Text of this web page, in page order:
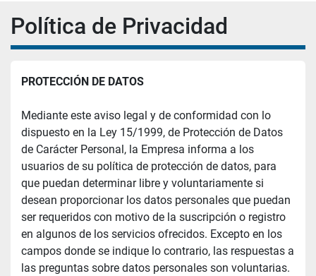
Política de Privacidad
PROTECCIÓN DE DATOS
Mediante este aviso legal y de conformidad con lo
dispuesto en la Ley 15/1999, de Protección de Datos
de Carácter Personal, la Empresa informa a los
usuarios de su política de protección de datos, para
que puedan determinar libre y voluntariamente si
desean proporcionar los datos personales que puedan
ser requeridos con motivo de la suscripción o registro
en algunos de los servicios ofrecidos. Excepto en los
campos donde se indique lo contrario, las respuestas a
las preguntas sobre datos personales son voluntarias.